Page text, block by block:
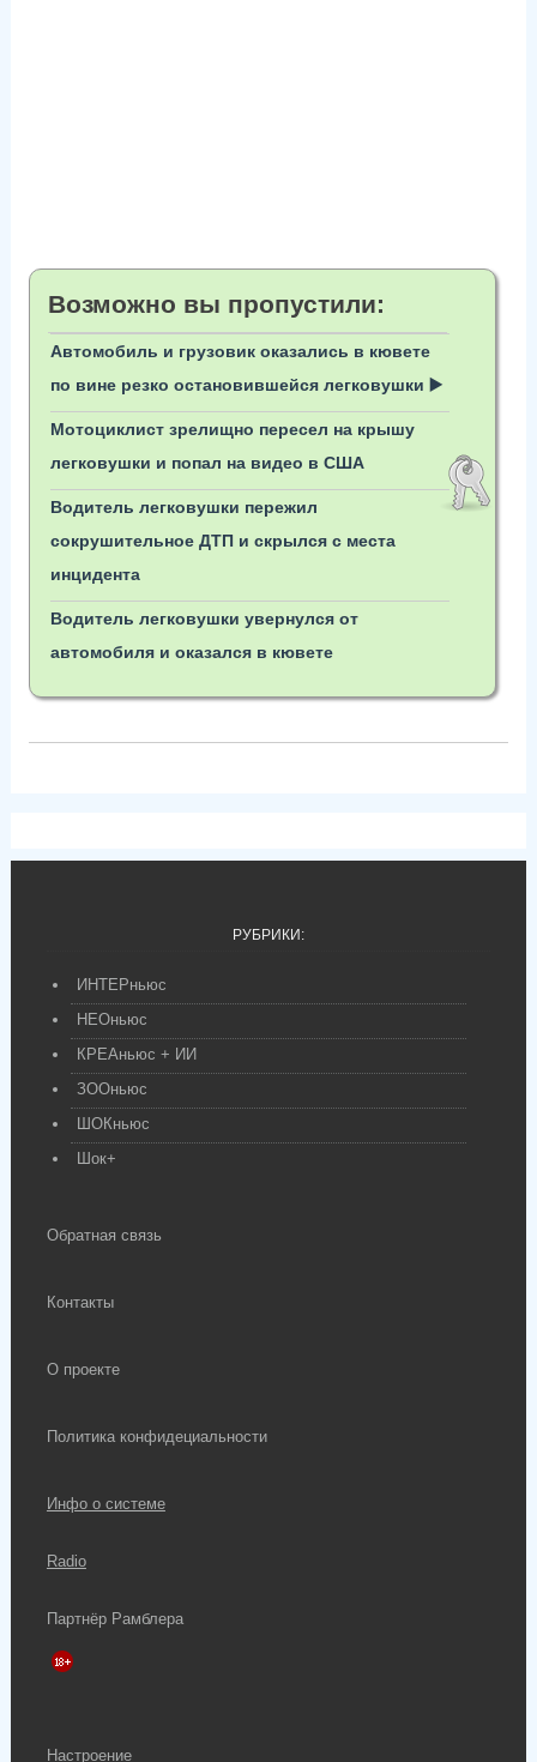
Возможно вы пропустили:
Автомобиль и грузовик оказались в кювете
по вине резко остановившейся легковушки ▶️
Мотоциклист зрелищно пересел на крышу
легковушки и попал на видео в США
Водитель легковушки пережил
сокрушительное ДТП и скрылся с места
инцидента
Водитель легковушки увернулся от
автомобиля и оказался в кювете
РУБРИКИ:
ИНТЕРньюс
НЕОньюс
КРЕАньюс + ИИ
ЗООньюс
ШОКньюс
Шок+
Обратная связь
Контакты
О проекте
Политика конфидециальности
Инфо о системе
Radio
Партнёр Рамблера
Настроение